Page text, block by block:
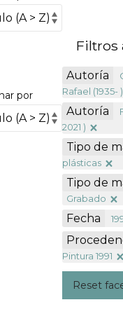
por
Filtros
Autoría
Rafael (1935- )
Autoría
2021 )
Tipo de
plásticas
Tipo de
Grabado
Fecha
Pintura 1991
Reset